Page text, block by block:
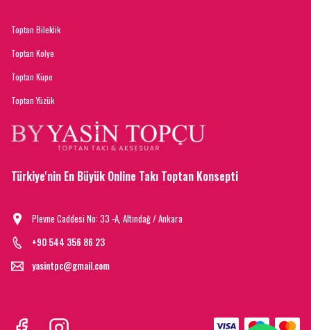
Toptan Bileklik
Toptan Kolye
Toptan Küpe
Toptan Yüzük
Türkiye'nin En Büyük Online Takı Toptan Konsepti
Plevne Caddesi No: 33 -A, Altındağ / Ankara
+90 544 356 86 23
yasintpc@gmail.com